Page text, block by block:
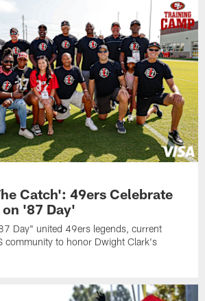
Catch': 49ers Celebrate
'87 Day'
Day" united 49ers legends, current
community to honor Dwight Clark's